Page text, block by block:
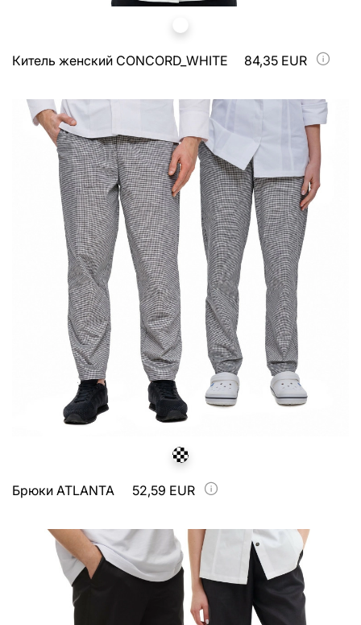
Китель женский CONCORD_WHITE 84,35 EUR
Брюки ATLANTA 52,59 EUR